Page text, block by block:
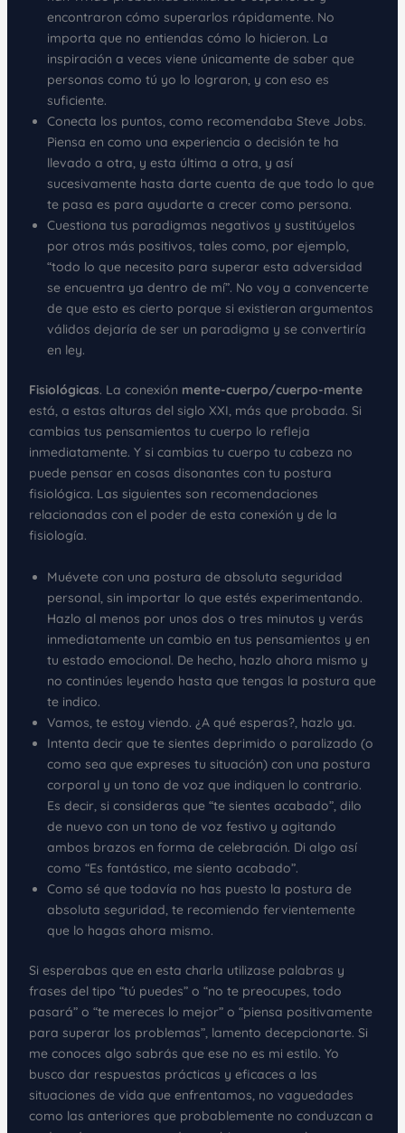
encontraron cómo superarlos rápidamente. No
importa que no entiendas cómo lo hicieron. La
inspiración a veces viene únicamente de saber que
personas como tú yo lo lograron, y con eso es
suficiente.
Conecta los puntos, como recomendaba Steve Jobs.
Piensa en como una experiencia o decisión te ha
llevado a otra, y esta última a otra, y así
sucesivamente hasta darte cuenta de que todo lo que
te pasa es para ayudarte a crecer como persona.
Cuestiona tus paradigmas negativos y sustitúyelos
por otros más positivos, tales como, por ejemplo,
“todo lo que necesito para superar esta adversidad
se encuentra ya dentro de mí”. No voy a convencerte
de que esto es cierto porque si existieran argumentos
válidos dejaría de ser un paradigma y se convertiría
en ley.
Fisiológicas. La conexión mente-cuerpo/cuerpo-mente
está, a estas alturas del siglo XXI, más que probada. Si
cambias tus pensamientos tu cuerpo lo refleja
inmediatamente. Y si cambias tu cuerpo tu cabeza no
puede pensar en cosas disonantes con tu postura
fisiológica. Las siguientes son recomendaciones
relacionadas con el poder de esta conexión y de la
fisiología.
Muévete con una postura de absoluta seguridad
personal, sin importar lo que estés experimentando.
Hazlo al menos por unos dos o tres minutos y verás
inmediatamente un cambio en tus pensamientos y en
tu estado emocional. De hecho, hazlo ahora mismo y
no continúes leyendo hasta que tengas la postura que
te indico.
Vamos, te estoy viendo. ¿A qué esperas?, hazlo ya.
Intenta decir que te sientes deprimido o paralizado (o
como sea que expreses tu situación) con una postura
corporal y un tono de voz que indiquen lo contrario.
Es decir, si consideras que “te sientes acabado”, dilo
de nuevo con un tono de voz festivo y agitando
ambos brazos en forma de celebración. Di algo así
como “Es fantástico, me siento acabado”.
Como sé que todavía no has puesto la postura de
absoluta seguridad, te recomiendo fervientemente
que lo hagas ahora mismo.
Si esperabas que en esta charla utilizase palabras y
frases del tipo “tú puedes” o “no te preocupes, todo
pasará” o “te mereces lo mejor” o “piensa positivamente
para superar los problemas”, lamento decepcionarte. Si
me conoces algo sabrás que ese no es mi estilo. Yo
busco dar respuestas prácticas y eficaces a las
situaciones de vida que enfrentamos, no vaguedades
como las anteriores que probablemente no conduzcan a